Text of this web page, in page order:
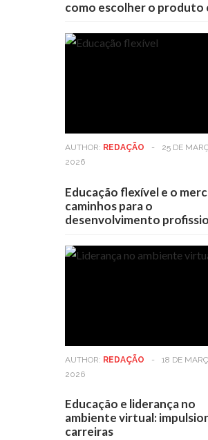
como escolher o produto
AUTHOR: REDAÇÃO -
25 DE
2026
Educação flexível e o
caminhos para o
desenvolvimento
AUTHOR: REDAÇÃO -
18 DE
2026
Educação e liderança no
ambiente virtual:
carreiras